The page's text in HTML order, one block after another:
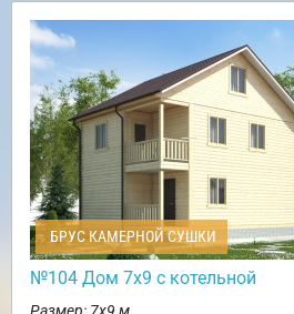
БРУС КАМЕРНОЙ СУШКИ
№104 Дом 7х9 с котельной